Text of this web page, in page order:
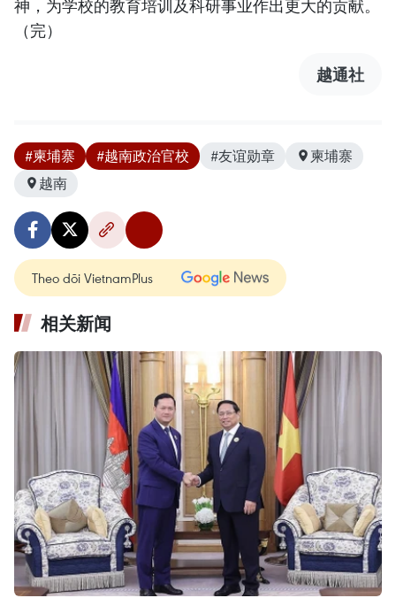
神，为学校的教育培训及科研事业作出更大的贡献。
（完）
越通社
#柬埔寨 #越南政治官校 #友谊勋章
柬埔寨
越南
Theo dõi VietnamPlus
相关新闻